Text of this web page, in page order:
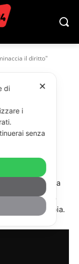
il diritto"
una
Stati”. Lo ha
Mattarella,
dello Zambia.
✕
di
i
senza